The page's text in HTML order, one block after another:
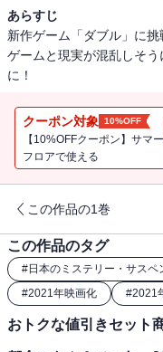
あらすじ
新作ゲーム「ダブル」に挑
ゲームと現実が混乱しそ
に！
クーポン対象 10%OFF
【10%OFFクーポン】サマ
フロアで使える
この作品の1巻
この作品のタグ
#日本のミステリー・サスペ
#2021年映画化 #2021
おトクな値引きセット